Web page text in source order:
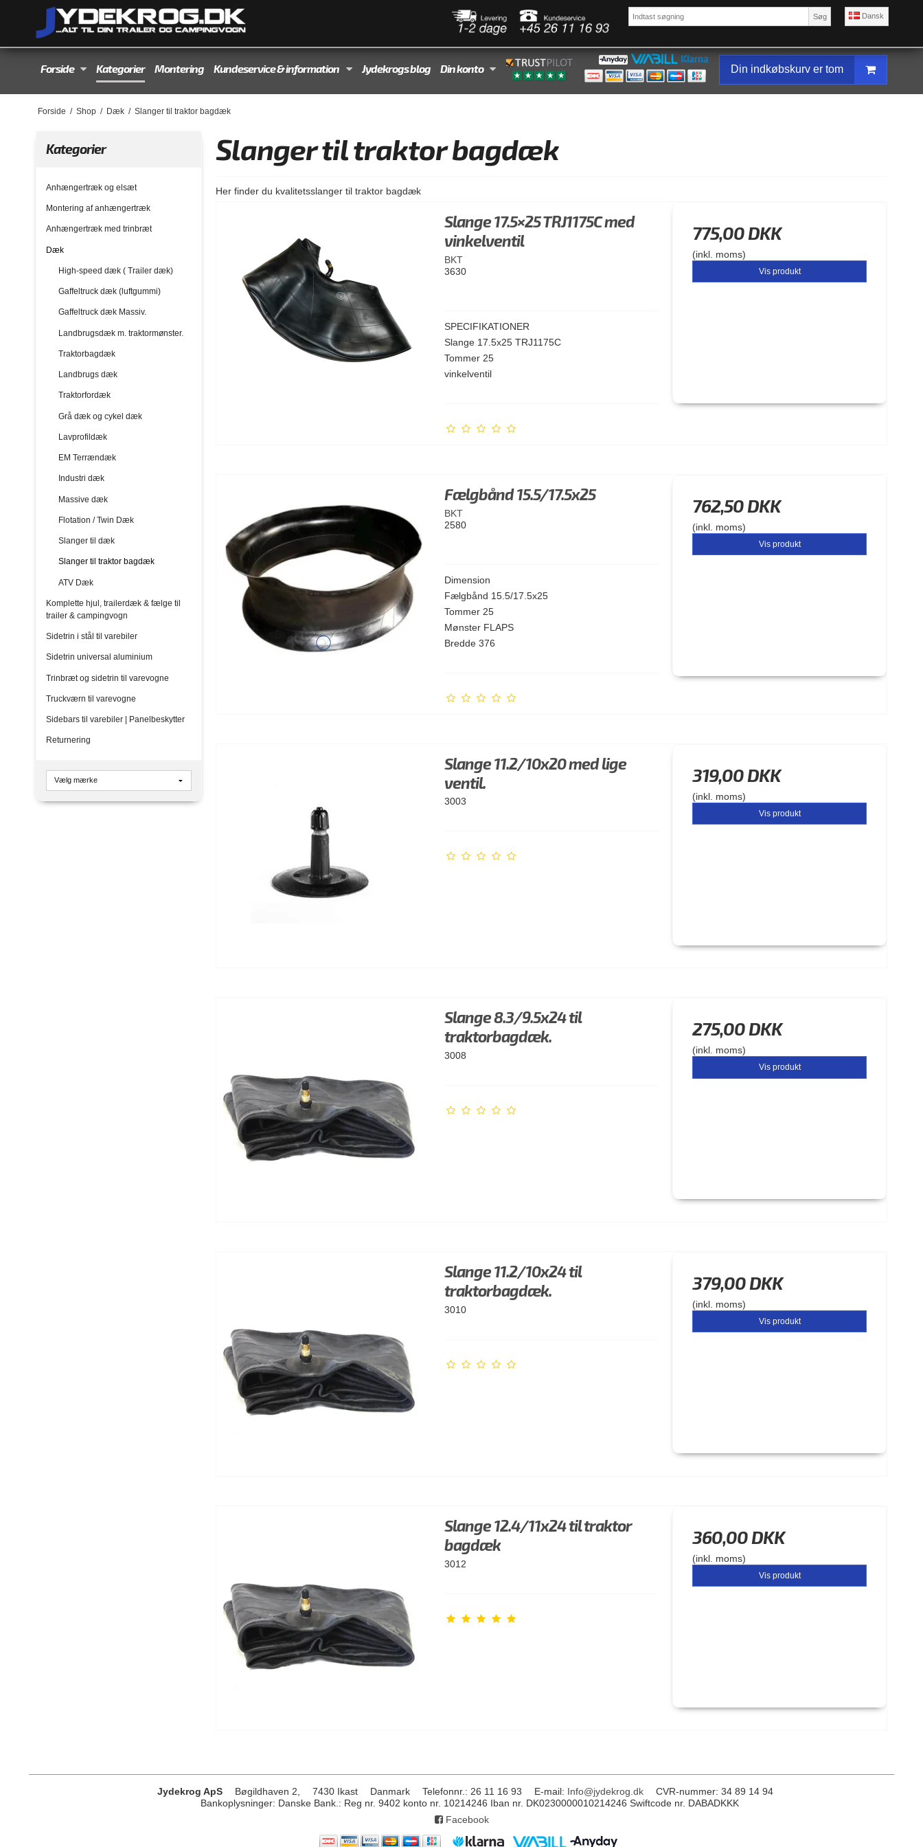
Dansk
Søg
Forside Kategorier Montering Kundeservice & information Jydekrogs blog Din konto Din indkøbskurv er tom
Forside / Shop / Dæk / Slanger til traktor bagdæk
Kategorier
Anhængertræk og elsæt
Montering af anhængertræk
Anhængertræk med trinbræt
Dæk
High-speed dæk ( Trailer dæk)
Gaffeltruck dæk (luftgummi)
Gaffeltruck dæk Massiv.
Landbrugsdæk m. traktormønster.
Traktorbagdæk
Landbrugs dæk
Traktorfordæk
Grå dæk og cykel dæk
Lavprofildæk
EM Terrændæk
Industri dæk
Massive dæk
Flotation / Twin Dæk
Slanger til dæk
Slanger til traktor bagdæk
ATV Dæk
Komplette hjul, trailerdæk & fælge til
trailer & campingvogn
Sidetrin i stål til varebiler
Sidetrin universal aluminium
Trinbræt og sidetrin til varevogne
Truckværn til varevogne
Sidebars til varebiler | Panelbeskytter
Returnering
Slanger til traktor bagdæk
Her finder du kvalitetsslanger til traktor bagdæk
Slange 17.5×25 TRJ1175C med
vinkelventil
BKT
3630
SPECIFIKATIONER
Slange 17.5x25 TRJ1175C
Tommer 25
vinkelventil
775,00 DKK
(inkl. moms)
Vis produkt
Fælgbånd 15.5/17.5x25
BKT
2580
Dimension
Fælgbånd 15.5/17.5x25
Tommer 25
Mønster FLAPS
Bredde 376
762,50 DKK
(inkl. moms)
Vis produkt
Slange 11.2/10x20 med lige
ventil.
3003
319,00 DKK
(inkl. moms)
Vis produkt
Slange 8.3/9.5x24 til
traktorbagdæk.
3008
275,00 DKK
(inkl. moms)
Vis produkt
Slange 11.2/10x24 til
traktorbagdæk.
3010
379,00 DKK
(inkl. moms)
Vis produkt
Slange 12.4/11x24 til traktor
bagdæk
3012
360,00 DKK
(inkl. moms)
Vis produkt
Jydekrog ApS Bøgildhaven 2, 7430 Ikast Danmark Telefonnr. : 26 11 16 93 E-mail: Info@jydekrog.dk CVR-nummer: 34 89 14 94
Bankoplysninger: Danske Bank.: Reg nr. 9402 konto nr. 10214246 Iban nr. DK0230000010214246 Swiftcode nr. DABADKKK
Facebook